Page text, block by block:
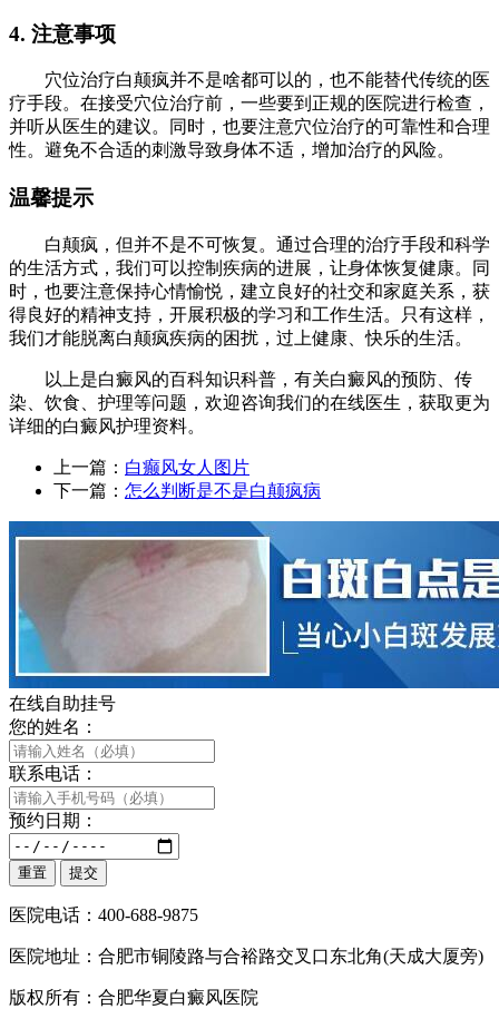
4. 注意事项
穴位治疗白颠疯并不是啥都可以的，也不能替代传统的医
疗手段。在接受穴位治疗前，一些要到正规的医院进行检查，
并听从医生的建议。同时，也要注意穴位治疗的可靠性和合理
性。避免不合适的刺激导致身体不适，增加治疗的风险。
温馨提示
白颠疯，但并不是不可恢复。通过合理的治疗手段和科学
的生活方式，我们可以控制疾病的进展，让身体恢复健康。同
时，也要注意保持心情愉悦，建立良好的社交和家庭关系，获
得良好的精神支持，开展积极的学习和工作生活。只有这样，
我们才能脱离白颠疯疾病的困扰，过上健康、快乐的生活。
以上是白癜风的百科知识科普，有关白癜风的预防、传
染、饮食、护理等问题，欢迎咨询我们的在线医生，获取更为
详细的白癜风护理资料。
上一篇： 白癫风女人图片
下一篇： 怎么判断是不是白颠疯病
在线自助挂号
您的姓名：
联系电话：
预约日期：
医院电话：400-688-9875
医院地址：合肥市铜陵路与合裕路交叉口东北角(天成大厦旁)
版权所有：合肥华夏白癜风医院